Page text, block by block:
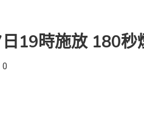
19時施放 180秒
0